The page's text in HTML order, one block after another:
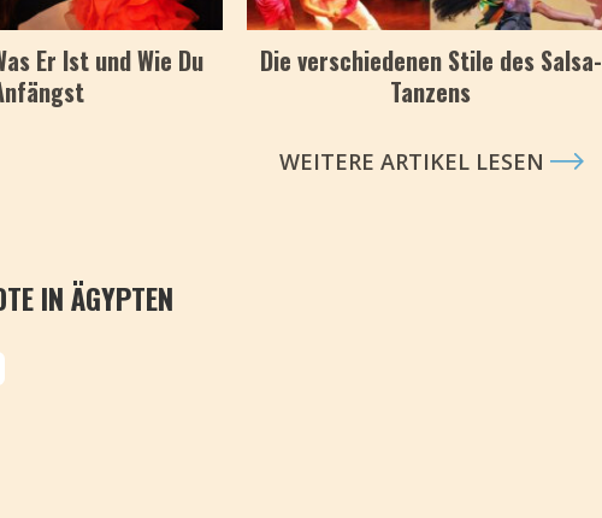
Er Ist und Wie Du
Die verschiedenen Stile des Salsa-
Tanzens
WEITERE ARTIKEL LESEN
IN ÄGYPTEN